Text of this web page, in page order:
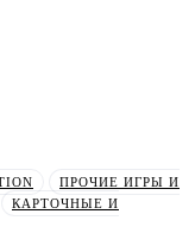
ПРОЧИЕ ИГРЫ И
КАРТОЧНЫЕ И